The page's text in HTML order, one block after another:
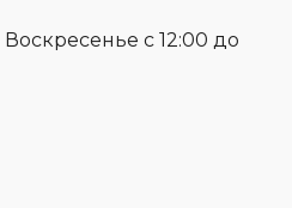
с 12:00 до